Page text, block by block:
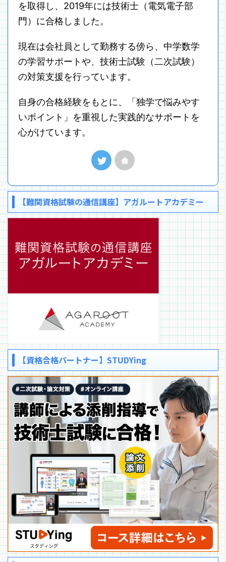
を取得し、2019年には技術士（電気電子部
門）に合格しました。
現在は会社員として勤務する傍ら、中学数学
の学習サポートや、技術士試験（二次試験）
の対策支援を行っています。
自身の合格経験をもとに、「独学で悩みやす
いポイント」を重視した実践的なサポートを
心がけています。
【難関資格試験の通信講座】アガルートアカデミー
【資格合格パートナー】STUDYing